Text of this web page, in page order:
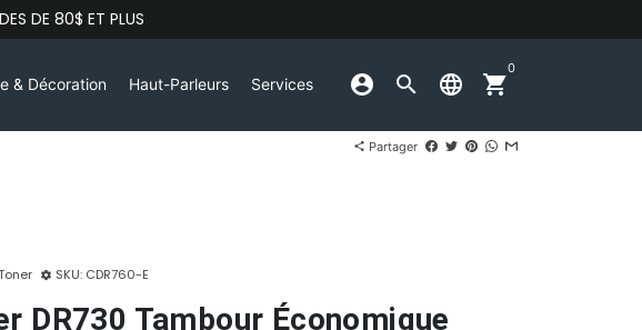
DE 80$ ET PLUS
& Décoration Haut-Parleurs Services account_circle search language shopping_cart
0
share Partager
settings SKU: CDR760-E
DR730 Tambour Économique